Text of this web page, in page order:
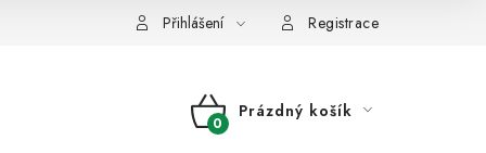
Přihlášení Registrace
NÁKUPNÍ
Prázdný košík